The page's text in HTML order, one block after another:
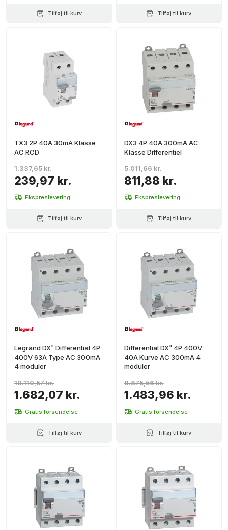
Tilføj til kurv Tilføj til kurv
TX3 2P 40A 30mA Klasse
AC RCD
239,97 kr.
1.337,65 kr.
Ekspreslevering
Tilføj til kurv
DX3 4P 40A 300mA AC
Klasse Differentiel
811,88 kr.
5.011,66 kr.
Ekspreslevering
Tilføj til kurv
Legrand DX³ Differential 4P
400V 63A Type AC 300mA
4 moduler
1.682,07 kr.
10.110,57 kr.
Gratis forsendelse
Tilføj til kurv
Differential DX³ 4P 400V
40A Kurve AC 300mA 4
moduler
1.483,96 kr.
8.875,56 kr.
Gratis forsendelse
Tilføj til kurv